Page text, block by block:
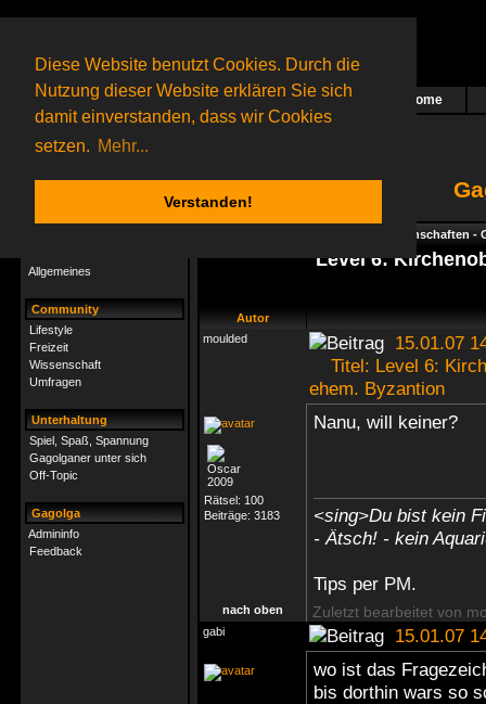
Diese Website benutzt Cookies. Durch die
Nutzung dieser Website erklären Sie sich
damit einverstanden, dass wir Cookies
setzen. Mehr...
Verstanden!
Das nächste Rätsel ist in Arbeit Home
21 Gagolganeronline(0 registrierte und 21 Gäste)
Gagolganer:
9732Rätsel online:
Allgemeines
Community
Lifestyle
Freizeit
Wissenschaft
Umfragen
Unterhaltung
Spiel, Spaß, Spannung
Gagolganer unter sich
Off-Topic
Gagolga
Admininfo
Feedback
Geisteswissenschaften -
Level 6:
Autor
moulded
15.01.07
Titel: Level 6:
ehem. Byzantion
Rätsel: 100
Beiträge: 3183
Nanu, will keiner?
<sing>Du bist kein
- Ätsch! - kein
Tips per PM.
nach oben Zuletzt bearbeitet von
gabi 15.01.07
wo ist das
bis dorthin wars so